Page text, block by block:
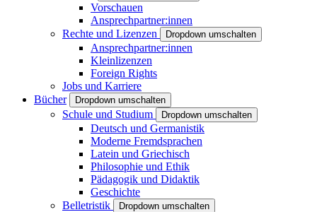
Vorschauen
Ansprechpartner:innen
Rechte und Lizenzen
Dropdown umschalten
Ansprechpartner:innen
Kleinlizenzen
Foreign Rights
Jobs und Karriere
Bücher
Dropdown umschalten
Schule und Studium Dropdown umschalten
Deutsch und Germanistik
Moderne Fremdsprachen
Latein und Griechisch
Philosophie und Ethik
Pädagogik und Didaktik
Geschichte
Belletristik
Dropdown umschalten